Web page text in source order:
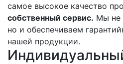
самое высокое качество
собственный сервис. Мы не
но и обеспечиваем
нашей продукции.